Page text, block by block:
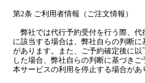
第2条 ご利用者情報（ご注文情報）
弊社では代行予約受付を行う際、代
に該当する場合は、弊社自らの判断
があります。また、ご予約確定後に
した場合、弊社自らの判断に基づきご
本サービスの利用を停止する場合があ